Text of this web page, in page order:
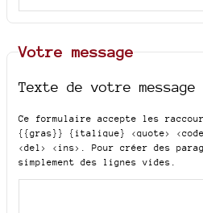
Votre message
Texte de votre
Ce formulaire accepte les
{{gras}} {italique} <quote>
<del> <ins>
. Pour créer des
simplement des lignes vides.